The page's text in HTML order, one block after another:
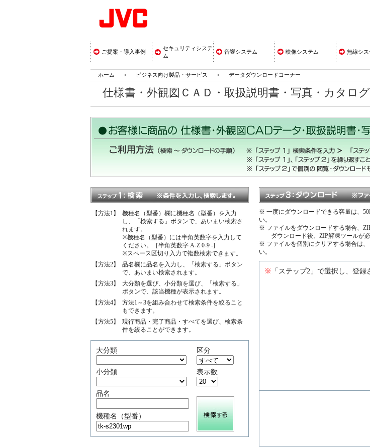
ご提案・導入事例
セキュリティシステ
ム
音響システム 映像システム 無線シス
ホーム > ビジネス向け製品・サービス > データダウンロードコーナー
仕様書・外観図ＣＡＤ・取扱説明書・写真・カタ
【方法1】
機種名（型番）欄に機種名（型番）を入力
し、「検索する」ボタンで、あいまい検索さ
れます。
※機種名（型番）には半角英数字を入力して
ください。［半角英数字 A-Z 0-9 -]
※スペース区切り入力で複数検索できます。
【方法2】
品名欄に品名を入力し、「検索する」ボタン
で、あいまい検索されます。
【方法3】
大分類を選び、小分類を選び、「検索する」
ボタンで、該当機種が表示されます。
【方法4】
方法1～3を組み合わせて検索条件を絞ること
もできます。
【方法5】
現行商品・完了商品・すべてを選び、検索条
件を絞ることができます。
大分類 区分
小分類 表示数
品名
機種名（型番）
※ 一度にダウンロードできる容量は、
い。
※ ファイルをダウンロードする場合、
ダウンロード後、ZIP解凍ツールが必
※ ファイルを個別にクリアする場合は
い。
※ 「ステップ2」で選択し、登録